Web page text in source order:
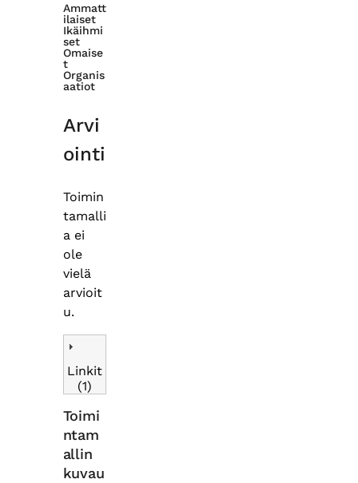
Ammatt
ilaiset
Ikäihmi
set
Omaise
t
Organis
aatiot
Arvi
ointi
Toimin
tamalli
a ei
ole
vielä
arvioit
u.
Linkit
(1)
Toimi
ntam
allin
kuvau